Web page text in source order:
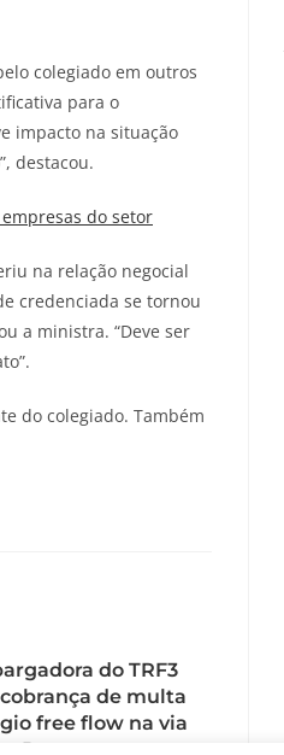
colegiado em outros
para o
impacto na situação
destacou.
do setor
na relação negocial
credenciada se tornou
a ministra. “Deve ser
do colegiado. Também
do TRF3
de multa
free flow na via
Dutra